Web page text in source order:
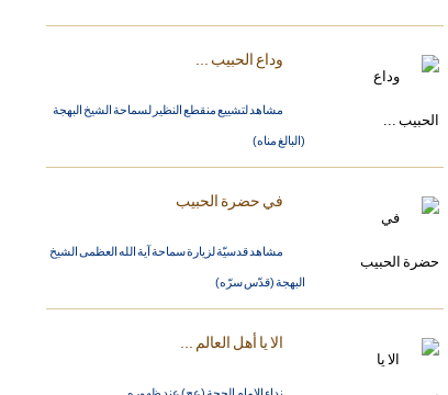
وداع الحبيب ...
مشاهد لتشييع منقطع النظير لسماحة الشيخ البهجة
(البالغ مناه)
في حضرة الحبيب
مشاهد قدسيّة لزيارة سماحة آية الله العظمى الشيخ
البهجة (قدّس سرّه)
الا يا أهل العالم ...